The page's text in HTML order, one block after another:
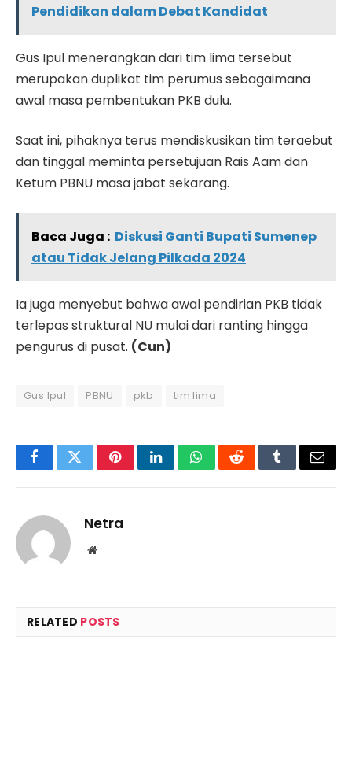
Pendidikan dalam Debat Kandidat
Gus Ipul menerangkan dari tim lima tersebut
merupakan duplikat tim perumus sebagaimana
awal masa pembentukan PKB dulu.
Saat ini, pihaknya terus mendiskusikan tim teraebut
dan tinggal meminta persetujuan Rais Aam dan
Ketum PBNU masa jabat sekarang.
Baca Juga : Diskusi Ganti Bupati Sumenep
atau Tidak Jelang Pilkada 2024
Ia juga menyebut bahwa awal pendirian PKB tidak
terlepas struktural NU mulai dari ranting hingga
pengurus di pusat. (Cun)
Gus Ipul PBNU pkb tim lima
FacebookTwitterPinterestLinkedInWhatsAppRedditTumblrEmail
Netra
Website
RELATED POSTS